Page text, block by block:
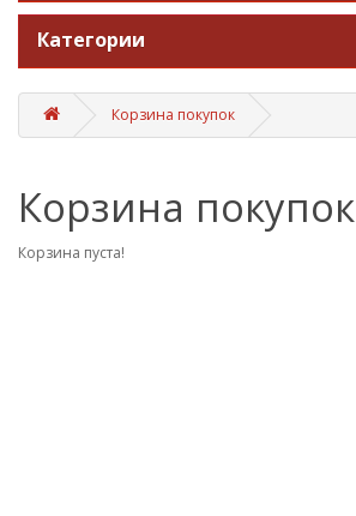
Категории
Корзина покупок
Корзина покупок
Корзина пуста!